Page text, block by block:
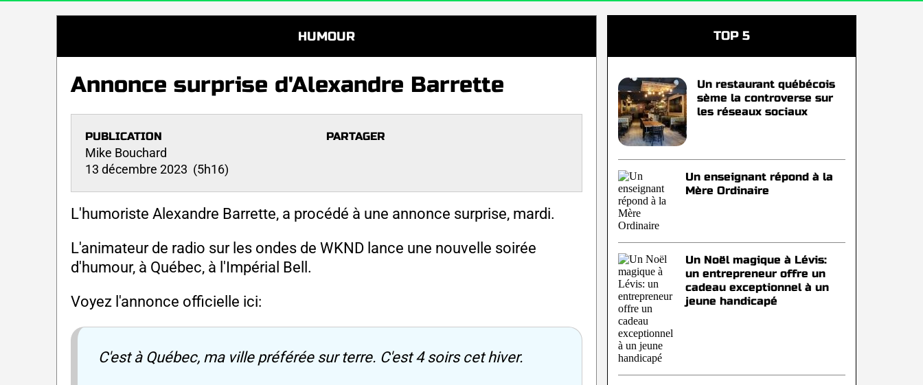
HUMOUR
Annonce surprise d'Alexandre Barrette
PUBLICATION
Mike Bouchard
13 décembre 2023 (5h16)
PARTAGER
L'humoriste Alexandre Barrette, a procédé à une annonce surprise, mardi.
L'animateur de radio sur les ondes de WKND lance une nouvelle soirée
d'humour, à Québec, à l'Impérial Bell.
Voyez l'annonce officielle ici:
C'est à Québec, ma ville préférée sur terre. C'est 4 soirs cet hiver.
TOP 5
Un restaurant québécois
sème la controverse sur
les réseaux sociaux
Un enseignant répond à la
Mère Ordinaire
Un Noël magique à Lévis:
un entrepreneur offre un
cadeau exceptionnel à un
jeune handicapé